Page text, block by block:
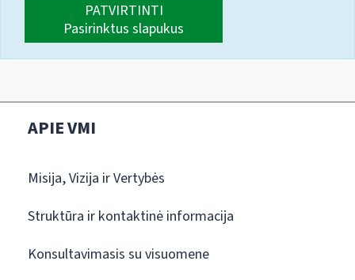
PATVIRTINTI
Pasirinktus slapukus
APIE VMI
Misija, Vizija ir Vertybės
Struktūra ir kontaktinė informacija
Konsultavimasis su visuomene